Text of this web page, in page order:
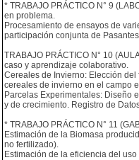
* TRABAJO PRÁCTICO N° 9
en problema.
Procesamiento de ensayos de
participación conjunta de Pasantes
TRABAJO PRÁCTICO N° 10
caso y aprendizaje colaborativo.
Cereales de Invierno: Elección
cereales de invierno en el campo
Parcelas Experimentales: Diseño
y de crecimiento. Registro de
* TRABAJO PRÁCTICO N° 11
Estimación de la Biomasa
no fertilizado).
Estimación de la eficiencia del